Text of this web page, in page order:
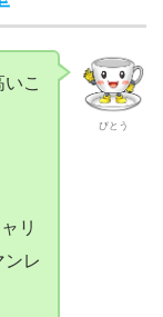
びとう
こ
リ
レ